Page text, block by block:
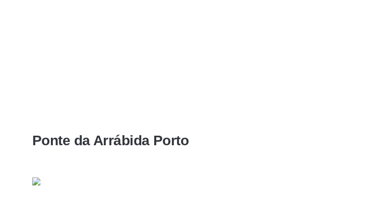
Ponte da Arrábida Porto